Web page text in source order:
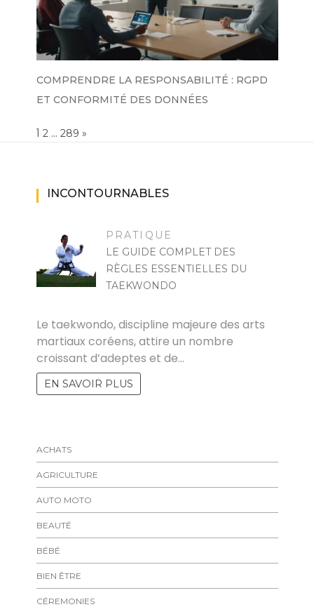
COMPRENDRE LA RESPONSABILITÉ : RGPD
ET CONFORMITÉ DES DONNÉES
Page:
1 2 … 289 NEXT
»
INCONTOURNABLES
PRATIQUE
LE GUIDE COMPLET DES
RÈGLES ESSENTIELLES DU
TAEKWONDO
Le taekwondo, discipline majeure des arts
martiaux coréens, attire un nombre
croissant d’adeptes et de…
EN SAVOIR PLUS
ACHATS
AGRICULTURE
AUTO MOTO
BEAUTÉ
BÉBÉ
BIEN ÊTRE
CÉREMONIES